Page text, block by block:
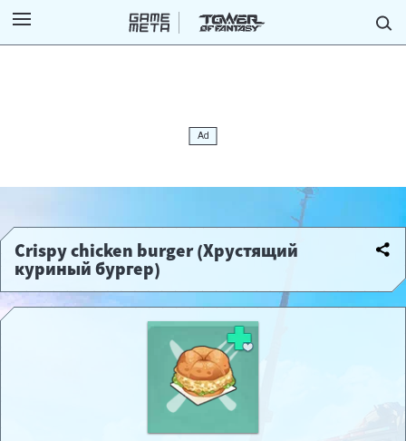
Crispy chicken burger (Хрустящий
куриный бургер)